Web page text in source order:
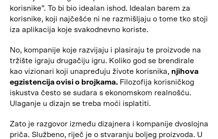
korisnike”. To bi bio idealan ishod. Idealan barem za
korisnike, koji najčešće ni ne razmišljaju o tome tko stoji
iza aplikacija koje svakodnevno koriste.
No, kompanije koje razvijaju i plasiraju te proizvode na
tržište igraju drugačiju igru. Koliko god se brendirale
kao vizionari koji unapređuju živote korisnika, njihova
egzistencija ovisi o brojkama. Filozofija korisničkog
iskustva često se sudara s ekonomskom realnošću.
Ulaganje u dizajn se treba moći isplatiti.
Zato je razgovor između dizajnera i kompanije dvoslojna
priča. Službeno, riječ je o stvaranju boljeg proizvoda. U